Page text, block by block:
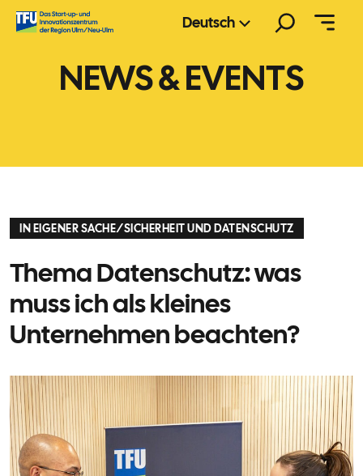
Zum
Inhalt
Deutsch
NEWS & EVENTS
IN EIGENER SACHE/SICHERHEIT UND DATENSCHUTZ
Thema Datenschutz: was
muss ich als kleines
Unternehmen beachten?